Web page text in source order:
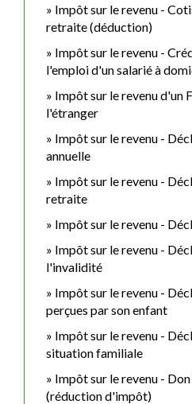
Impôt sur le revenu -
retraite (déduction)
Impôt sur le revenu -
l'emploi d'un salarié à
Impôt sur le revenu d'un
l'étranger
Impôt sur le revenu -
annuelle
Impôt sur le revenu -
retraite
Impôt sur le revenu -
Impôt sur le revenu -
l'invalidité
Impôt sur le revenu -
perçues par son enfant
Impôt sur le revenu -
situation familiale
Impôt sur le revenu -
(réduction d'impôt)